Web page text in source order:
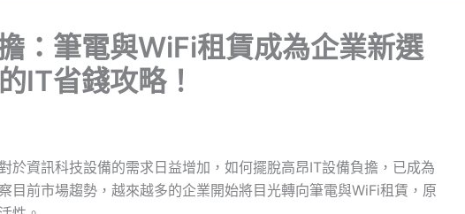
：筆電與WiFi租賃成為企業新選
IT省錢攻略！
於資訊科技設備的需求日益增加，如何擺脫高昂IT設備負擔，已成為
目前市場趨勢，越來越多的企業開始將目光轉向筆電與WiFi租賃，原